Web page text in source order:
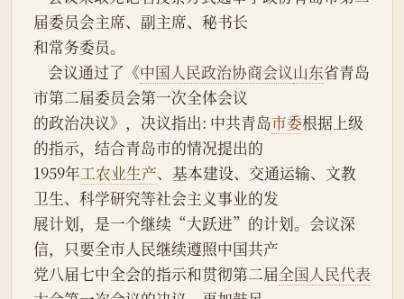
届委员会主席、副主席、秘书长
和常务委员。
    会议通过了《
中国人民政治协商会议山东省青岛
市第二届委员会第一次全体会议
的政治决议》，决议指出: 中共青岛市委根据上级
的指示，结合青岛市的情况提出的
1959年工农业生产、基本建设、交通运输、文教
卫生、科学研究等社会主义事业的发
展计划，是一个继续“大跃进”的计划。会议深
信，只要全市人民继续遵照中国共产
党八届七中全会的指示和贯彻第二届全国人民代表